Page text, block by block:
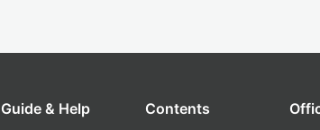
Guide & Help Contents